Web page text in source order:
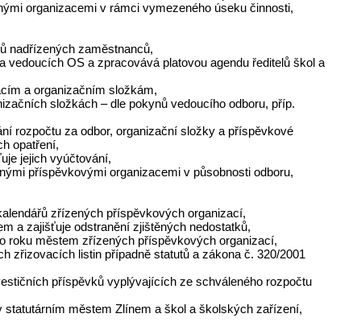
organizacemi v rámci vymezeného úseku činnosti,
nadřízených zaměstnanců,
vedoucích OS a zpracovává platovou agendu ředitelů škol a
a organizačním složkám,
složkách – dle pokynů vedoucího odboru, příp.
rozpočtu za odbor, organizační složky a příspěvkové
opatření,
jejich vyúčtování,
příspěvkovými organizacemi v působnosti odboru,
zřízených příspěvkových organizací,
a zajišťuje odstranění zjištěných nedostatků,
roku městem zřízených příspěvkových organizací,
zřizovacích listin případně statutů a zákona č. 320/2001
příspěvků vyplývajících ze schváleného rozpočtu
městem Zlínem a škol a školských zařízení,